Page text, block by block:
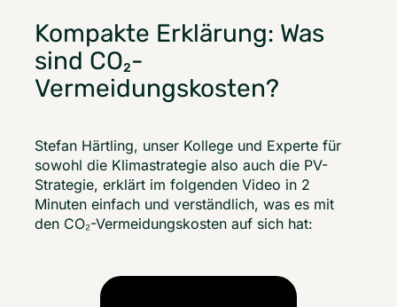
Kompakte Erklärung: Was
sind CO2-
Vermeidungskosten?
Stefan Härtling, unser Kollege und Experte für
sowohl die Klimastrategie also auch die PV-
Strategie, erklärt im folgenden Video in 2
Minuten einfach und verständlich, was es mit
den CO₂-Vermeidungskosten auf sich hat: